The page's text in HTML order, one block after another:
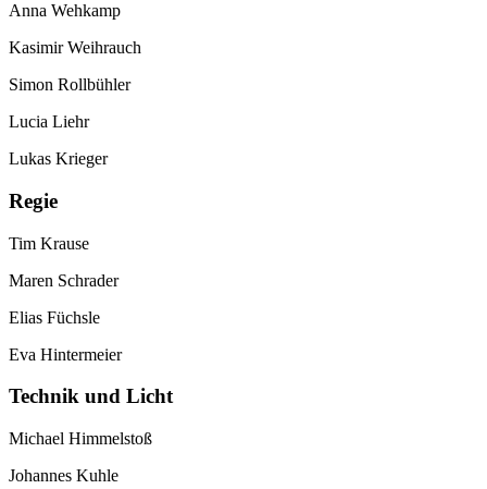
Anna Wehkamp
Kasimir Weihrauch
Simon Rollbühler
Lucia Liehr
Lukas Krieger
Regie
Tim Krause
Maren Schrader
Elias Füchsle
Eva Hintermeier
Technik und Licht
Michael Himmelstoß
Johannes Kuhle